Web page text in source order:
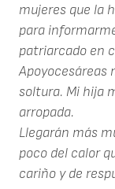
mujeres que la
para
patriarcado en
Apoyocesáreas
soltura. Mi hija
arropada.
Llegarán más
poco del calor
cariño y de